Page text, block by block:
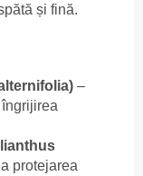
și fină.
–
protejarea